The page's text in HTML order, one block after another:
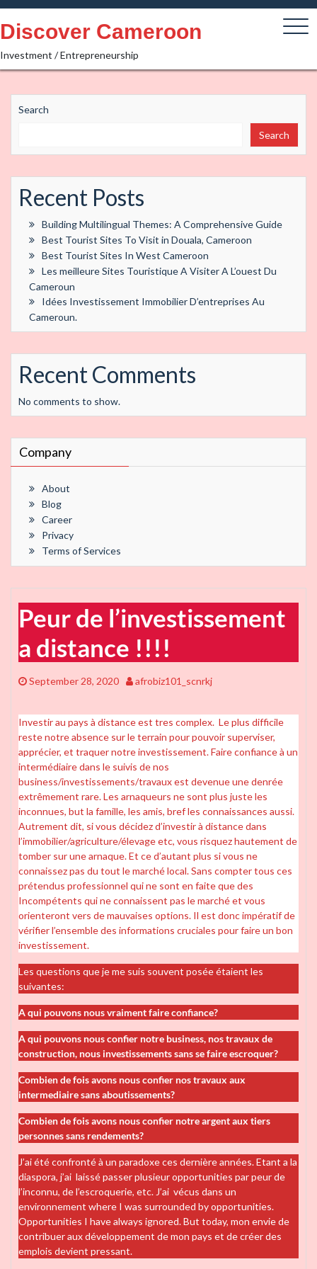
Skip
to
content
Discover Cameroon
Investment / Entrepreneurship
Peur de l’investissement
a distance !!!!
September 28, 2020 afrobiz101_scnrkj
Investir au pays à distance est tres complex. Le plus difficile
reste notre absence sur le terrain pour pouvoir superviser,
apprécier, et traquer notre investissement. Faire confiance à un
intermédiaire dans le suivis de nos
business/investissements/travaux est devenue une denrée
extrêmement rare. Les arnaqueurs ne sont plus juste les
inconnues, but la famille, les amis, bref les connaissances aussi.
Autrement dit, si vous décidez d’investir à distance dans
l’immobilier/agriculture/élevage etc, vous risquez hautement de
tomber sur une arnaque. Et ce d’autant plus si vous ne
connaissez pas du tout le marché local. Sans compter tous ces
prétendus professionnel qui ne sont en faite que des
Incompétents qui ne connaissent pas le marché et vous
orienteront vers de mauvaises options. Il est donc impératif de
vérifier l’ensemble des informations cruciales pour faire un bon
investissement.
Les questions que je me suis souvent posée étaient les
suivantes:
A qui pouvons nous vraiment faire confiance?
A qui pouvons nous confier notre business, nos travaux de
construction, nous investissements sans se faire escroquer?
Combien de fois avons nous confier nos travaux aux
intermediaire sans aboutissements?
Combien de fois avons nous confier notre argent aux tiers
personnes sans rendements?
J’ai été confronté à un paradoxe ces dernière années. Etant a la
diaspora, j’ai laissé passer plusieur opportunities par peur de
l’inconnu, de l’escroquerie, etc. J’ai vécus dans un
environnement where I was surrounded by opportunities.
Opportunities I have always ignored. But today, mon envie de
contribuer aux développement de mon pays et de créer des
emplois devient pressant.
Search
Search
Recent Posts
Building Multilingual Themes: A Comprehensive Guide
Best Tourist Sites To Visit in Douala, Cameroon
Best Tourist Sites In West Cameroon
Les meilleure Sites Touristique A Visiter A L’ouest Du
Cameroun
Idées Investissement Immobilier D’entreprises Au
Cameroun.
Recent Comments
No comments to show.
Company
About
Blog
Career
Privacy
Terms of Services